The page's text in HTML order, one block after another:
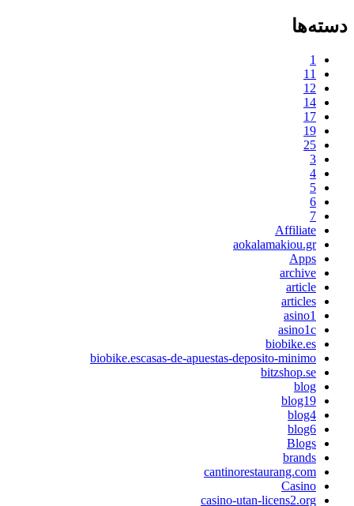
دسته‌ها
1
11
12
14
17
19
25
3
4
5
6
7
Affiliate
aokalamakiou.gr
Apps
archive
article
articles
asino1
asino1c
biobike.es
biobike.escasas-de-apuestas-deposito-minimo
bitzshop.se
blog
blog19
blog4
blog6
Blogs
brands
cantinorestaurang.com
Casino
casino-utan-licens2.org